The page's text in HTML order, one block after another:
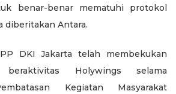
benar-benar mematuhi protokol
diberitakan Antara.
DKI Jakarta telah membekukan
Holywings selama
Kegiatan Masyarakat